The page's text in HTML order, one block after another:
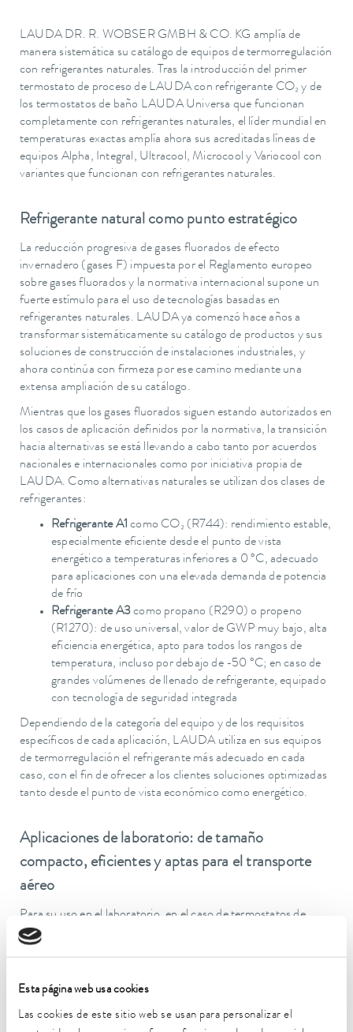
Esta página web usa cookies
Las cookies de este sitio web se usan para personalizar el
LAUDA DR. R. WOBSER GMBH & CO. KG amplía de
manera sistemática su catálogo de equipos de termorregulación
con refrigerantes naturales. Tras la introducción del primer
termostato de proceso de LAUDA con refrigerante CO₂ y de
los termostatos de baño LAUDA Universa que funcionan
completamente con refrigerantes naturales, el líder mundial en
temperaturas exactas amplía ahora sus acreditadas líneas de
equipos Alpha, Integral, Ultracool, Microcool y Variocool con
variantes que funcionan con refrigerantes naturales.
Refrigerante natural como punto estratégico
La reducción progresiva de gases fluorados de efecto
invernadero (gases F) impuesta por el Reglamento europeo
sobre gases fluorados y la normativa internacional supone un
fuerte estímulo para el uso de tecnologías basadas en
refrigerantes naturales. LAUDA ya comenzó hace años a
transformar sistemáticamente su catálogo de productos y sus
soluciones de construcción de instalaciones industriales, y
ahora continúa con firmeza por ese camino mediante una
extensa ampliación de su catálogo.
Mientras que los gases fluorados siguen estando autorizados en
los casos de aplicación definidos por la normativa, la transición
hacia alternativas se está llevando a cabo tanto por acuerdos
nacionales e internacionales como por iniciativa propia de
LAUDA. Como alternativas naturales se utilizan dos clases de
refrigerantes:
Refrigerante A1como CO₂ (R744): rendimiento estable,
especialmente eficiente desde el punto de vista
energético a temperaturas inferiores a 0 °C, adecuado
para aplicaciones con una elevada demanda de potencia
de frío
Refrigerante A3como propano (R290) o propeno
(R1270): de uso universal, valor de GWP muy bajo, alta
eficiencia energética, apto para todos los rangos de
temperatura, incluso por debajo de -50 °C; en caso de
grandes volúmenes de llenado de refrigerante, equipado
con tecnología de seguridad integrada
Dependiendo de la categoría del equipo y de los requisitos
específicos de cada aplicación, LAUDA utiliza en sus equipos
de termorregulación el refrigerante más adecuado en cada
caso, con el fin de ofrecer a los clientes soluciones optimizadas
tanto desde el punto de vista económico como energético.
Aplicaciones de laboratorio: de tamaño
compacto, eficientes y aptas para el transporte
aéreo
Para su uso en el laboratorio, en el caso de termostatos de
baño, enfriadores de circulación y termostatos de proceso se
una cantidad de refrigerante reducida, inferior a 100 g, estos
medidas de seguridad adicionales, lo que permite su uso en